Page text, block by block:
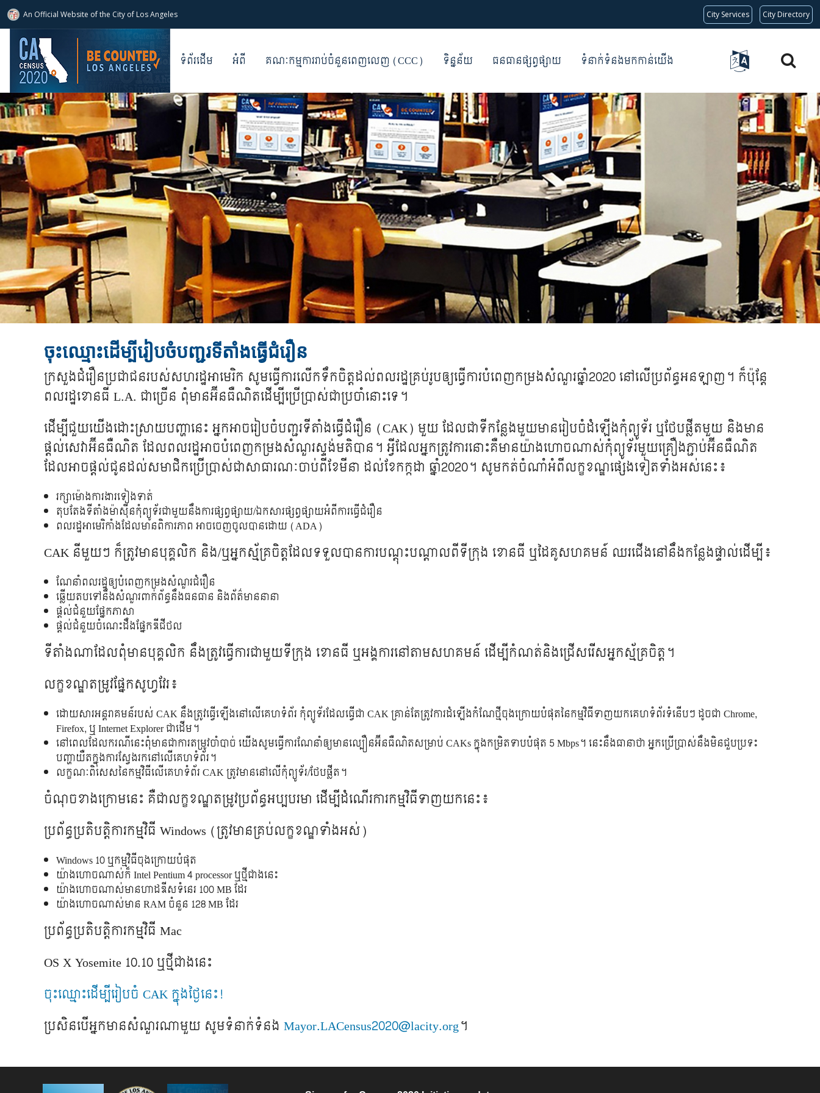
An Official Website ofthe City of Los Angeles City Services City Directory
ទំព័រដើម អំពី គណៈកម្មការរាប់ចំនួនពេញលេញ (CCC) ទិន្នន័យ ធនធានផ្សព្វផ្សាយ ទំនាក់ទំនងមកកាន់យើង
ចុះឈ្មោះដើម្បីរៀបចំបញ្ជរទីតាំងធ្វើជំរឿន
ក្រសួង​ជំរឿន​ប្រជា​ជន​​របស់​សហរដ្ឋអាមេរិក​ សូម​ធ្វើ​ការ​លើកទឹក​ចិត្ត​ដល់​​ពលរដ្ឋ​គ្រប់​រូប​ឲ្យ​ធ្វើ​ការ​បំពេញ​កម្រងសំណួរ​​ឆ្នាំ​2020 នៅ​លើ​ប្រព័ន្ធ​អនឡាញ​។​ ក៏​ប៉ុន្តែ​
ពលរដ្ឋ​ខោនធី​ L.A. ​ជា​ច្រើន​ ពុំ​មាន​អ៊ីនធឺ​ណិត​ដើម្បី​ប្រើប្រាស់​ជា​ប្រចាំ​នោះ​ទេ​។​
ដើម្បី​ជួយ​យើង​ដោះស្រាយ​បញ្ហា​នេះ​ អ្នក​អាច​​រៀប​ចំ​បញ្ជរ​ទីតាំង​ធ្វើ​​ជំរឿន​ (CAK) មួយ​ ដែល​ជាទីកន្លែង​មួយ​មាន​រៀប​ចំ​ដំឡើង​កុំព្យូទ័រ​ ឬ​ថែបផ្លីត​មួយ​ និង​មាន​
ផ្តល់​សេវា​អ៊ីនធឺណិត​ ដែល​ពលរដ្ឋ​អាច​បំពេញ​កម្រងសំណួរ​ស្ទង់មតិ​បាន​។​ អ្វី​ដែល​អ្នក​ត្រូវ​ការ​នោះ​គឺមាន​​យ៉ាង​ហោច​ណាស់​​​កុំព្យូទ័រមួយគ្រឿង​​​​ភ្ជាប់​អ៊ីន​ធឺណិត​
ដែល​អាច​​​ផ្តល់​ជូន​ដល់​សមាជិក​​​ប្រើប្រាស់​ជា​សាធារណៈ​ចាប់​ពី​ខែ​មីនា​ ដល់​ខែ​កក្កដា​ ឆ្នាំ​2020។ សូម​កត់ចំណាំ​អំពី​លក្ខខណ្ឌ​ផ្សេង​ទៀត​ទាំង​អស់​នេះ​៖​
រក្សា​​ម៉ោង​ការងារ​ទៀង​ទាត់​
តុបតែងទីតាំងម៉ាស៊ីនកុំព្យូទ័រ​ជាមួយ​នឹង​​ការ​ផ្សព្វផ្សាយ/ឯកសារ​ផ្សព្វផ្សាយ​អំពី​ការ​ធ្វើ​ជំរឿន​
ពលរដ្ឋ​អាមេរិកាំង​ដែល​មាន​ពិការភាព អាច​ចេញចូល​បាន​ដោយ​ (ADA)
CAK នីមួយ​ៗ ​ក៏​ត្រូវ​មាន​បុគ្គលិក​ និង​/ឬ​អ្នក​ស្ម័គ្រ​ចិត្ត​​​ដែល​ទទួល​បាន​ការ​បណ្តុះ​បណ្តាល​ពី​​ទីក្រុង​ ខោនធី ឬ​ដៃគូសហគមន៍ ឈរ​ជើង​នៅ​នឹង​កន្លែង​ផ្ទាល់​​​ដើម្បី​៖​
ណែ​នាំ​ពលរដ្ឋ​ឲ្យ​បំពេញ​កម្រង​សំណួរ​ជំរឿន​
ឆ្លើយ​តប​ទៅនឹង​សំណួរ​ពាក់ព័ន្ធ​នឹង​ធនធាន​ និង​ព័ត៌មាន​នានា​
ផ្តល់​ជំនួយ​ផ្នែក​ភាសា​
ផ្តល់​ជំនួយ​ចំណេះ​ដឹង​ផ្នែក​ឌីជីថល​
ទី​តាំង​ណា​ដែល​ពុំ​មាន​បុគ្គលិក​ នឹង​ត្រូវ​ធ្វើ​ការ​ជាមួយ​ទីក្រុង​ ខោនធី ឬ​អង្គការ​នៅ​តាម​សហគមន៍​ ដើម្បី​កំណត់​និង​ជ្រើសរើស​អ្នក​ស្ម័គ្រ​ចិត្ត​។​
លក្ខខណ្ឌ​តម្រូវ​ផ្នែក​សូហ្វវែរ​៖​
ដោយសារ​អន្តរាគមន៍​របស់​ CAK នឹង​ត្រូវ​​ធ្វើ​ឡើង​នៅ​លើ​គេហទំព័រ​ កុំព្យូទ័រ​ដែល​​ធ្វើ​​​ជា​ CAK គ្រាន់​តែ​ត្រូវ​ការ​ដំឡើង​កំណែថ្មី​ចុងក្រោយ​បំផុត​​នៃ​កម្មវិធី​​ទាញយក​គេហទំព័រ​ទំនើប​ៗ​​ ដូច​ជា​ Chrome,
Firefox, ឬ Internet Explorer ជា​ដើម។​
នៅ​ពេល​ដែល​ករណី​នេះ​ពុំ​មាន​ជា​ការ​តម្រូវ​ចាំ​បាច់​​​ យើង​សូម​ធ្វើ​ការណែនាំ​ឲ្យមាន​ល្បឿន​អ៊ីនធឺណិត​​សម្រាប់​ CAKs ក្នុង​កម្រិតទាប​បំផុត​ 5 Mbps។ ​​នេះ​នឹង​ធានា​ថា​ អ្នក​ប្រើប្រាស់​នឹង​មិន​ជួប​ប្រទះ​
បញ្ហា​យឺត​ក្នុង​​ការ​ស្វែង​រក​នៅ​លើ​គេហទំព័រ​។​
លក្ខណៈ​ពិសេស​នៃ​កម្មវិធី​លើ​​គេហទំព័រ​ CAK ត្រូវ​មាន​នៅ​លើ​កុំព្យូទ័រ​/​ថែបផ្លីត​។​
ចំណុច​ខាង​ក្រោម​នេះ​ គឺ​ជា​លក្ខខណ្ឌ​តម្រូវ​ប្រព័ន្ធ​អប្បបរមា​ ដើម្បី​ដំណើរ​ការ​កម្មវិធី​ទាញយក​នេះ​៖​
ប្រព័ន្ធ​ប្រតិបត្តិការ​កម្មវិធី Windows (ត្រូវ​មាន​គ្រប់លក្ខខណ្ឌ​ទាំង​អស់​)​
Windows 10 ឬ​កម្មវិធី​ចុង​ក្រោយ​បំផុត​
យ៉ាង​ហោច​ណាស់​ក៏​​ Intel Pentium 4 processor ឬ​ថ្មី​ជាង​នេះ​
យ៉ាង​ហោច​ណាស់​មាន​ហាដឌីស​ទំនេរ​ 100 MB ​ដែរ​
យ៉ាង​ហោច​ណាស់​មាន​ RAM ចំនួន​ 128 MB​ ដែរ​
ប្រព័ន្ធ​ប្រតិបត្តិការកម្មវិធី​​ Mac
OS X Yosemite 10.10 ឬ​ថ្មី​ជាង​នេះ​
ចុះ​ឈ្មោះ​ដើម្បី​រៀប​ចំ​ CAK ក្នុង​ថ្ងៃ​នេះ​!
ប្រសិន​បើ​អ្នក​មាន​សំណួរ​ណាមួយ​ សូម​ទំនាក់​ទំនង​​ Mayor.LACensus2020@lacity.org។